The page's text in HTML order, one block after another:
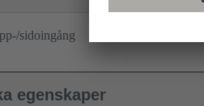
sidoingång
egenskaper